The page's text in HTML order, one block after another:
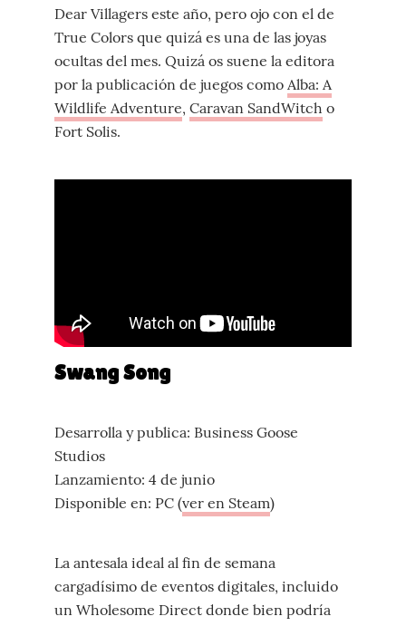
Dear Villagers este año, pero ojo con el de
True Colors que quizá es una de las joyas
ocultas del mes. Quizá os suene la editora
por la publicación de juegos como Alba: A
Wildlife Adventure, Caravan SandWitch o
Fort Solis.
Swang Song
Desarrolla y publica: Business Goose
Studios
Lanzamiento: 4 de junio
Disponible en: PC (ver en Steam)
La antesala ideal al fin de semana
cargadísimo de eventos digitales, incluido
un Wholesome Direct donde bien podría